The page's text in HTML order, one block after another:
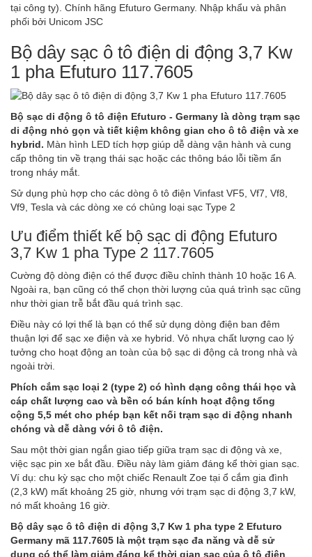
tại công ty). Chính hãng Efuturo Germany. Nhập khẩu và phân
phối bởi Unicom JSC
Bộ dây sạc ô tô điện di động 3,7 Kw
1 pha Efuturo 117.7605
Bộ sạc di động ô tô điện Efuturo - Germany là dòng trạm sạc
di động nhỏ gọn và tiết kiệm không gian cho ô tô điện và xe
hybrid. Màn hình LED tích hợp giúp dễ dàng vận hành và cung
cấp thông tin về trạng thái sạc hoặc các thông báo lỗi tiềm ẩn
trong nháy mắt.
Sử dụng phù hợp cho các dòng ô tô điện Vinfast VF5, Vf7, Vf8,
Vf9, Tesla và các dòng xe có chủng loại sạc Type 2
Ưu điểm thiết kế bộ sạc di động Efuturo
3,7 Kw 1 pha Type 2 117.7605
Cường độ dòng điện có thể được điều chỉnh thành 10 hoặc 16 A.
Ngoài ra, bạn cũng có thể chọn thời lượng của quá trình sạc cũng
như thời gian trễ bắt đầu quá trình sạc.
Điều này có lợi thế là bạn có thể sử dụng dòng điện ban đêm
thuận lợi để sạc xe điện và xe hybrid. Vỏ nhựa chất lượng cao lý
tưởng cho hoạt động an toàn của bộ sạc di động cả trong nhà và
ngoài trời.
Phích cắm sạc loại 2 (type 2) có hình dạng công thái học và
cáp chất lượng cao và bền có bán kính hoạt động tổng
cộng 5,5 mét cho phép bạn kết nối trạm sạc di động nhanh
chóng và dễ dàng với ô tô điện.
Sau một thời gian ngắn giao tiếp giữa trạm sạc di động và xe,
việc sạc pin xe bắt đầu. Điều này làm giảm đáng kể thời gian sạc.
Ví dụ: chu kỳ sạc cho một chiếc Renault Zoe tại ổ cắm gia đình
(2,3 kW) mất khoảng 25 giờ, nhưng với trạm sạc di động 3,7 kW,
nó mất khoảng 16 giờ.
Bộ dây sạc ô tô điện di động 3,7 Kw 1 pha type 2 Efuturo
Germany mã 117.7605 là một trạm sạc đa năng và dễ sử
dụng có thể làm giảm đáng kể thời gian sạc của ô tô điện